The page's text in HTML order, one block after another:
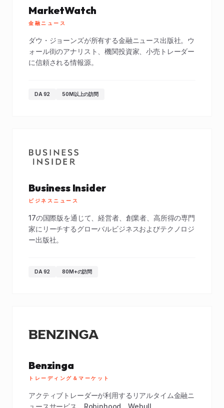
MarketWatch
金融ニュース
ダウ・ジョーンズが所有する金融ニュース出版社。ウ
ォール街のアナリスト、機関投資家、小売トレーダー
に信頼される情報源。
DA 92 50M以上の訪問
Business Insider
ビジネスニュース
17の国際版を通じて、経営者、創業者、高所得の専門
家にリーチするグローバルビジネスおよびテクノロジ
ー出版社。
DA 92 80M+の訪問
Benzinga
トレーディング＆マーケット
アクティブトレーダーが利用するリアルタイム金融ニ
ュースサービス。Robinhood、Webull、